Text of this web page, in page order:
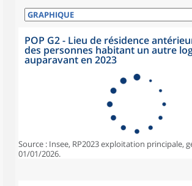
POP G2 - Lieu de résidence
des personnes habitant un autre
auparavant en 2023
Source : Insee, RP2023 exploitation principale,
01/01/2026.